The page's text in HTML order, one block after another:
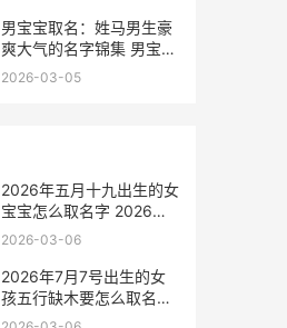
男宝宝取名：姓马男生豪
爽大气的名字锦集 男宝宝
取名姓谢两个字大全
2026-03-05
2026年五月十九出生的女
宝宝怎么取名字 2026年
五月十九日安徽省黄山市
2026-03-06
2026年7月7号出生的女
孩五行缺木要怎么取名字
2026年7月7日是农历几